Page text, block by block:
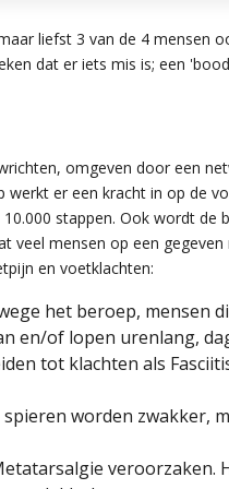
liefst 3 van de 4 mensen
dat er iets mis is; een
omgeven door een
werkt er een kracht in op de
stappen. Ook wordt de
veel mensen op een
en voetklachten:
het beroep, mensen
en/of lopen urenlang,
tot klachten als
worden zwakker,
veroorzaken.